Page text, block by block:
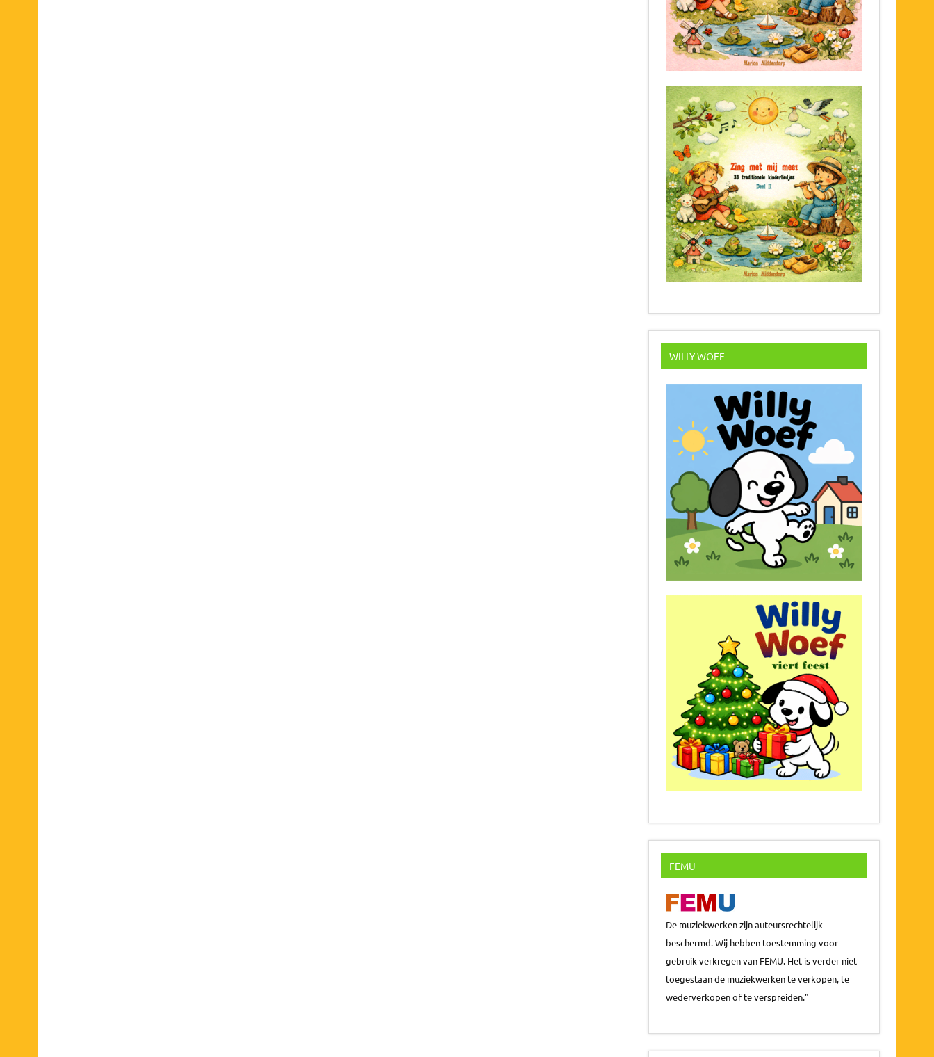
WILLY WOEF
FEMU
De muziekwerken zijn auteursrechtelijk
beschermd. Wij hebben toestemming voor
gebruik verkregen van FEMU. Het is verder niet
toegestaan de muziekwerken te verkopen, te
wederverkopen of te verspreiden."